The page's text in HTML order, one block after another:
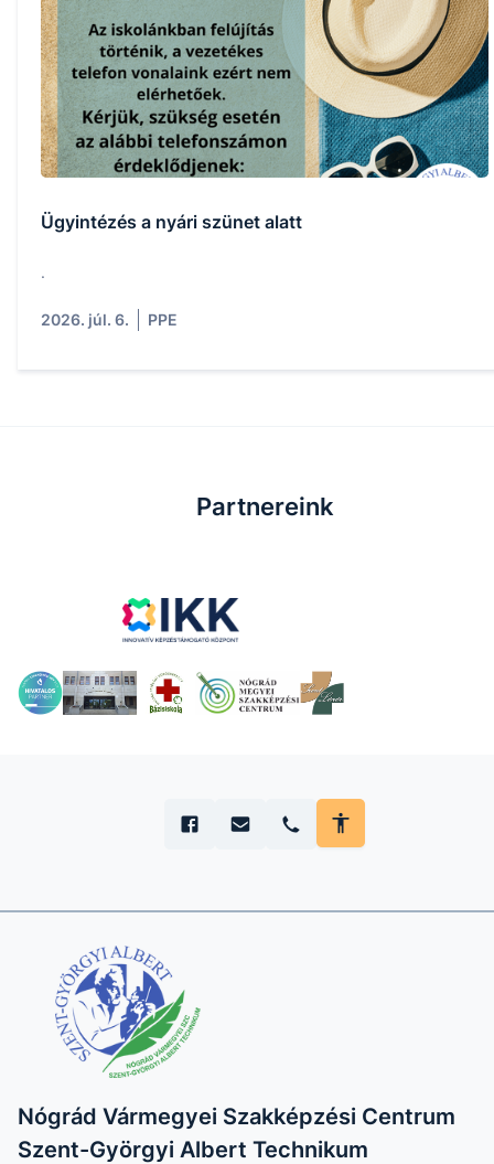
Ügyintézés a nyári szünet alatt
.
2026. júl. 6. PPE
Partnereink
Nógrád Vármegyei Szakképzési Centrum
Szent-Györgyi Albert Technikum